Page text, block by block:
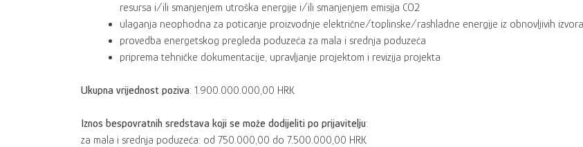
resursa i/ili smanjenjem utroška energije i/ili smanjenjem emisija CO2
ulaganja neophodna za poticanje proizvodnje električne/toplinske/rashladne energije iz obnovljivih
provedba energetskog pregleda poduzeća za mala i srednja poduzeća
priprema tehničke dokumentacije, upravljanje projektom i revizija projekta
Ukupna vrijednost poziva: 1.900.000.000,00 HRK
Iznos bespovratnih sredstava koji se može dodijeliti po prijavitelju:
za mala i srednja poduzeća: od 750.000,00 do 7.500.000,00 HRK